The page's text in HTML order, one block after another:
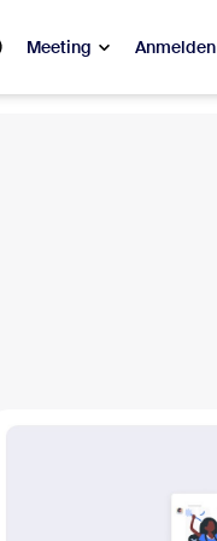
Meeting Anmelden